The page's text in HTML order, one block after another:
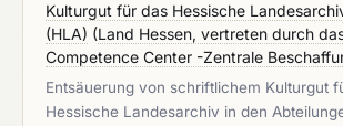
Kulturgut für das Hessische
(HLA) (Land Hessen, vertreten durch
Competence Center -Zentrale
Entsäuerung von schriftlichem Kulturgut
Hessische Landesarchiv in den